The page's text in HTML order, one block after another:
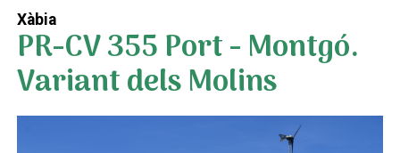
Xàbia
PR-CV 355 Port - Montgó.
Variant dels Molins